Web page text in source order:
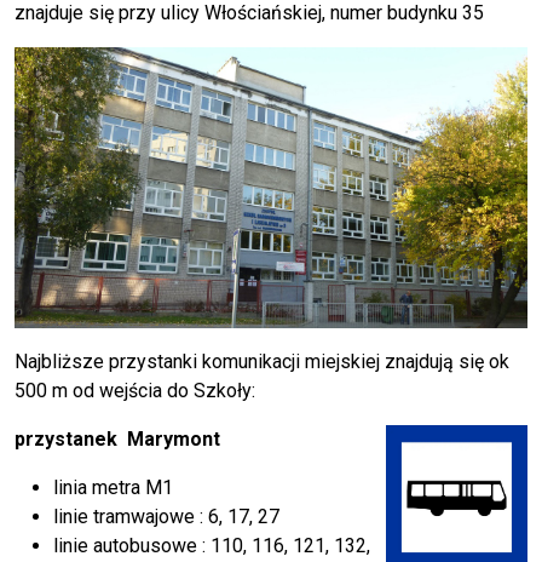
znajduje się przy ulicy Włościańskiej, numer budynku 35
Najbliższe przystanki komunikacji miejskiej znajdują się ok
500 m od wejścia do Szkoły:
przystanek Marymont
linia metra M1
linie tramwajowe : 6, 17, 27
linie autobusowe : 110, 116, 121, 132,